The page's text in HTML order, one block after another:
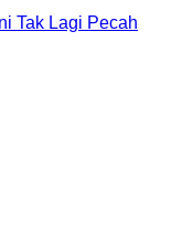
Tak Lagi Pecah